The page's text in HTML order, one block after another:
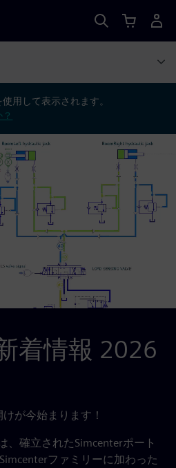
用して表示されます。
着情報 2026
が今始まります！
、確立されたSimcenterポート
ファミリーに加わった